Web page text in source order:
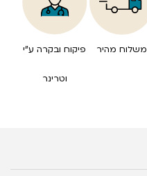
משלוח מהיר פיקוח ובקרה ע”י
וטרינר